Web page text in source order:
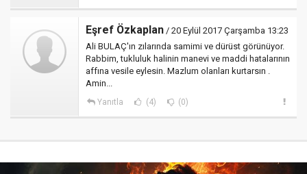
Eşref Özkaplan / 20 Eylül 2017 Çarşamba 13:23
Ali BULAÇ'ın zılarında samimi ve dürüst görünüyor.
Rabbim, tukluluk halinin manevi ve maddi hatalarının
affına vesile eylesin. Mazlum olanları kurtarsın .
Amin...
Yanıtla (4) (0)